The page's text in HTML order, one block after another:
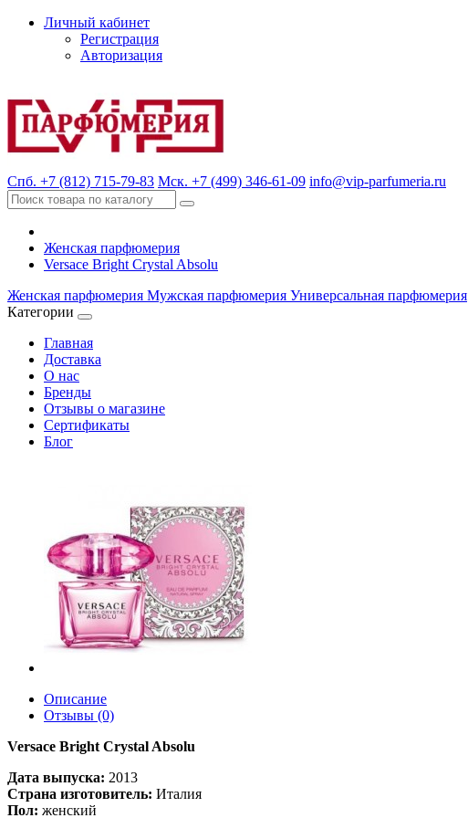
Личный кабинет
Регистрация
Авторизация
Спб. +7 (812) 715-79-83 Мск. +7 (499) 346-61-09 info@vip-parfumeria.ru
Женская парфюмерия
Versace Bright Crystal Absolu
Женская парфюмерия Мужская парфюмерия Универсальная парфюмерия
Категории
Главная
Доставка
О нас
Бренды
Отзывы о магазине
Сертификаты
Блог
Описание
Отзывы (0)
Versace Bright Crystal Absolu
Дата выпуска: 2013
Страна изготовитель: Италия
Пол: женский